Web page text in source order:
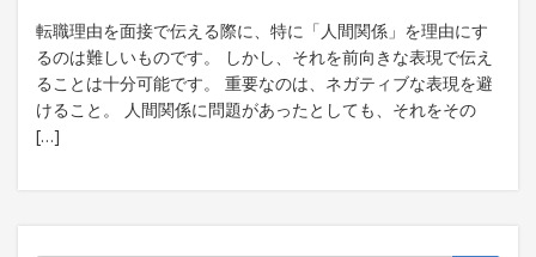
転職理由を面接で伝える際に、特に「人間関係」を理由にす
るのは難しいものです。 しかし、それを前向きな表現で伝え
ることは十分可能です。 重要なのは、ネガティブな表現を避
けること。 人間関係に問題があったとしても、それをその
[…]